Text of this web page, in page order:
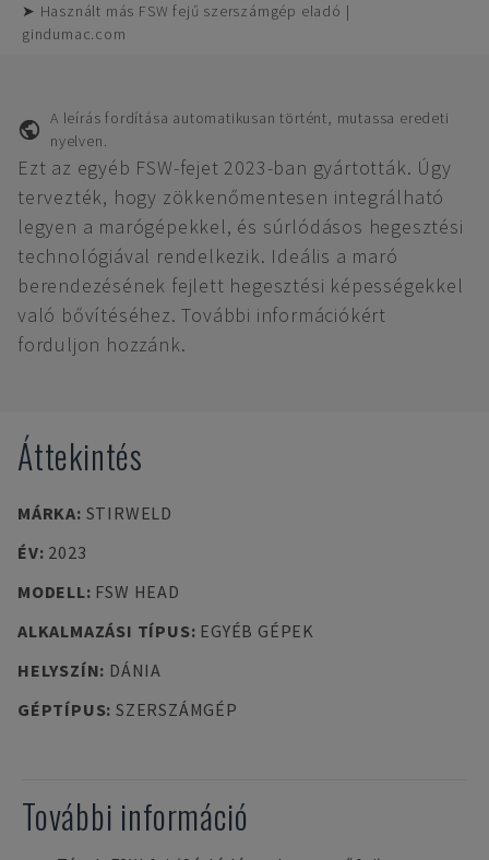
➤ Használt más FSW fejű szerszámgép eladó |
gindumac.com
A leírás fordítása automatikusan történt, mutassa eredeti
nyelven.
Ezt az egyéb FSW-fejet 2023-ban gyártották. Úgy
tervezték, hogy zökkenőmentesen integrálható
legyen a marógépekkel, és súrlódásos hegesztési
technológiával rendelkezik. Ideális a maró
berendezésének fejlett hegesztési képességekkel
való bővítéséhez. További információkért
forduljon hozzánk.
Áttekintés
MÁRKA: STIRWELD
ÉV: 2023
MODELL: FSW HEAD
ALKALMAZÁSI TÍPUS: EGYÉB GÉPEK
HELYSZÍN: DÁNIA
GÉPTÍPUS: SZERSZÁMGÉP
További információ